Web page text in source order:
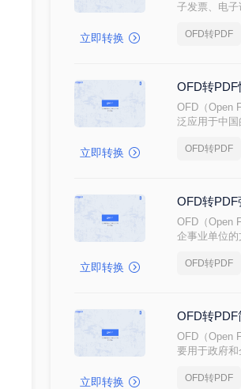
立即转换
子发票、电
OFD文件转
OFD转PDF
立即转换
OFD转PDF
OFD（Open
泛应用于中
的方法，帮
OFD转PDF
立即转换
OFD转PDF
OFD（Open
企事业单位
换成pdf格式
OFD转PDF
立即转换
OFD转PDF
OFD（Open
要用于政府和
文件转换为
OFD转PDF